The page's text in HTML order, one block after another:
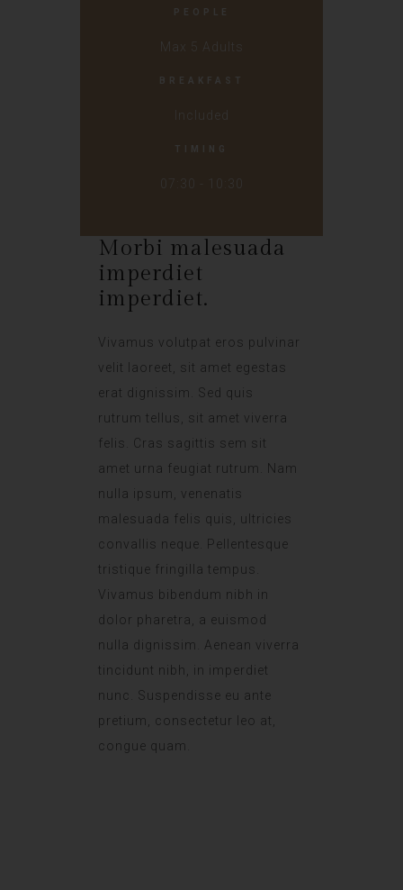
PEOPLE
Max 5 Adults
BREAKFAST
Included
TIMING
07:30 - 10:30
Morbi malesuada
imperdiet
imperdiet.
Vivamus volutpat eros pulvinar
velit laoreet, sit amet egestas
erat dignissim. Sed quis
rutrum tellus, sit amet viverra
felis. Cras sagittis sem sit
amet urna feugiat rutrum. Nam
nulla ipsum, venenatis
malesuada felis quis, ultricies
convallis neque. Pellentesque
tristique fringilla tempus.
Vivamus bibendum nibh in
dolor pharetra, a euismod
nulla dignissim. Aenean viverra
tincidunt nibh, in imperdiet
nunc. Suspendisse eu ante
pretium, consectetur leo at,
congue quam.